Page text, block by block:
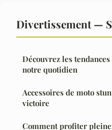
Divertissement —
Découvrez les
notre quotidien
Accessoires de moto
victoire
Comment profiter